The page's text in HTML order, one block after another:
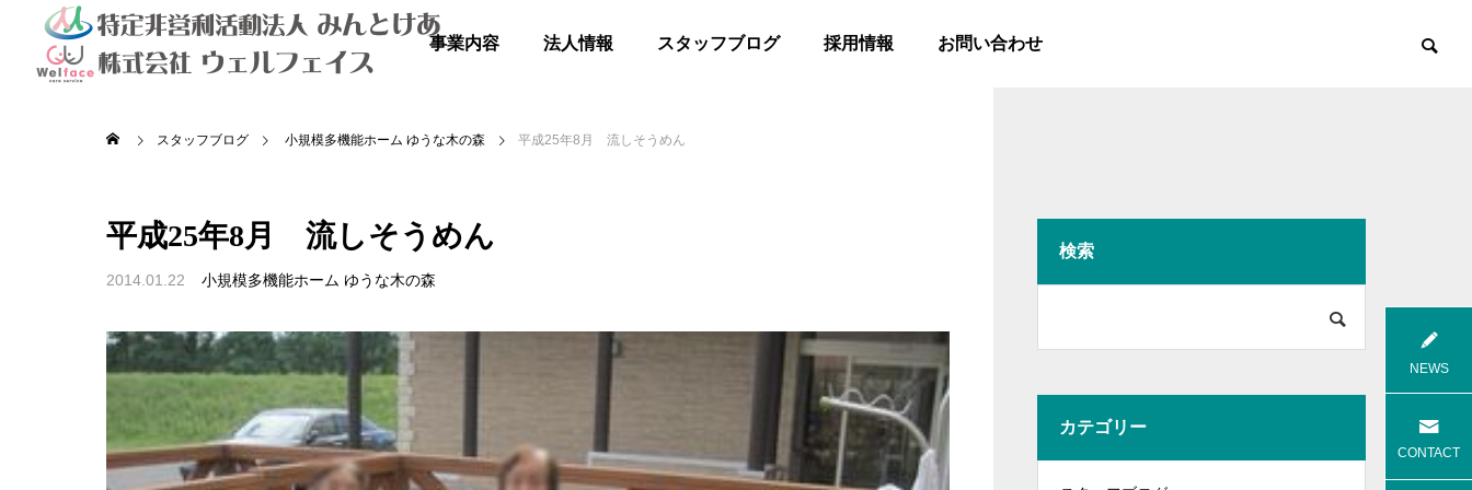
事業内容 法人情報 スタッフブログ 採用情報 お問い合わせ
秋のドライブ
高齢者等共同住宅 みんとの里 高齢者等共同住宅 みんとの里 高齢者等共同住宅 みんとの里
8月花火 8月焼肉
高齢者等共
スタッフブログ 小規模多機能ホーム ゆうな木の森 平成25年8月 流しそうめん
平成25年8月 流しそうめん
2014.01.22 小規模多機能ホーム ゆうな木の森
検索
カテゴリー
NEWS
CONTACT